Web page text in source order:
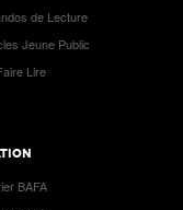
de Lecture
Jeune Public
Lire
BAFA